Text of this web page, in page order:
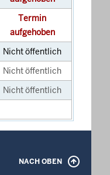
Termin
aufgehoben
Nicht öffentlich
Nicht öffentlich
Nicht öffentlich
NACH OBEN